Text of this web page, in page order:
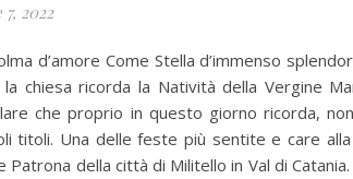
2022
d’amore Come Stella d’immenso
la chiesa ricorda la Natività della Vergine
che proprio in questo giorno ricorda,
titoli. Una delle feste più sentite e care alla
della città di Militello in Val di